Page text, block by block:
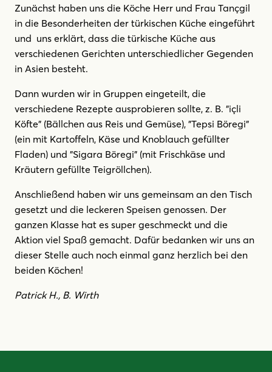
Zunächst haben uns die Köche Herr und Frau Tançgil
in die Besonderheiten der türkischen Küche eingeführt
und uns erklärt, dass die türkische Küche aus
verschiedenen Gerichten unterschiedlicher Gegenden
in Asien besteht.
Dann wurden wir in Gruppen eingeteilt, die
verschiedene Rezepte ausprobieren sollte, z. B. "içli
Köfte" (Bällchen aus Reis und Gemüse), "Tepsi Böregi"
(ein mit Kartoffeln, Käse und Knoblauch gefüllter
Fladen) und "Sigara Böregi" (mit Frischkäse und
Kräutern gefüllte Teigröllchen).
Anschließend haben wir uns gemeinsam an den Tisch
gesetzt und die leckeren Speisen genossen. Der
ganzen Klasse hat es super geschmeckt und die
Aktion viel Spaß gemacht. Dafür bedanken wir uns an
dieser Stelle auch noch einmal ganz herzlich bei den
beiden Köchen!
Patrick H., B. Wirth